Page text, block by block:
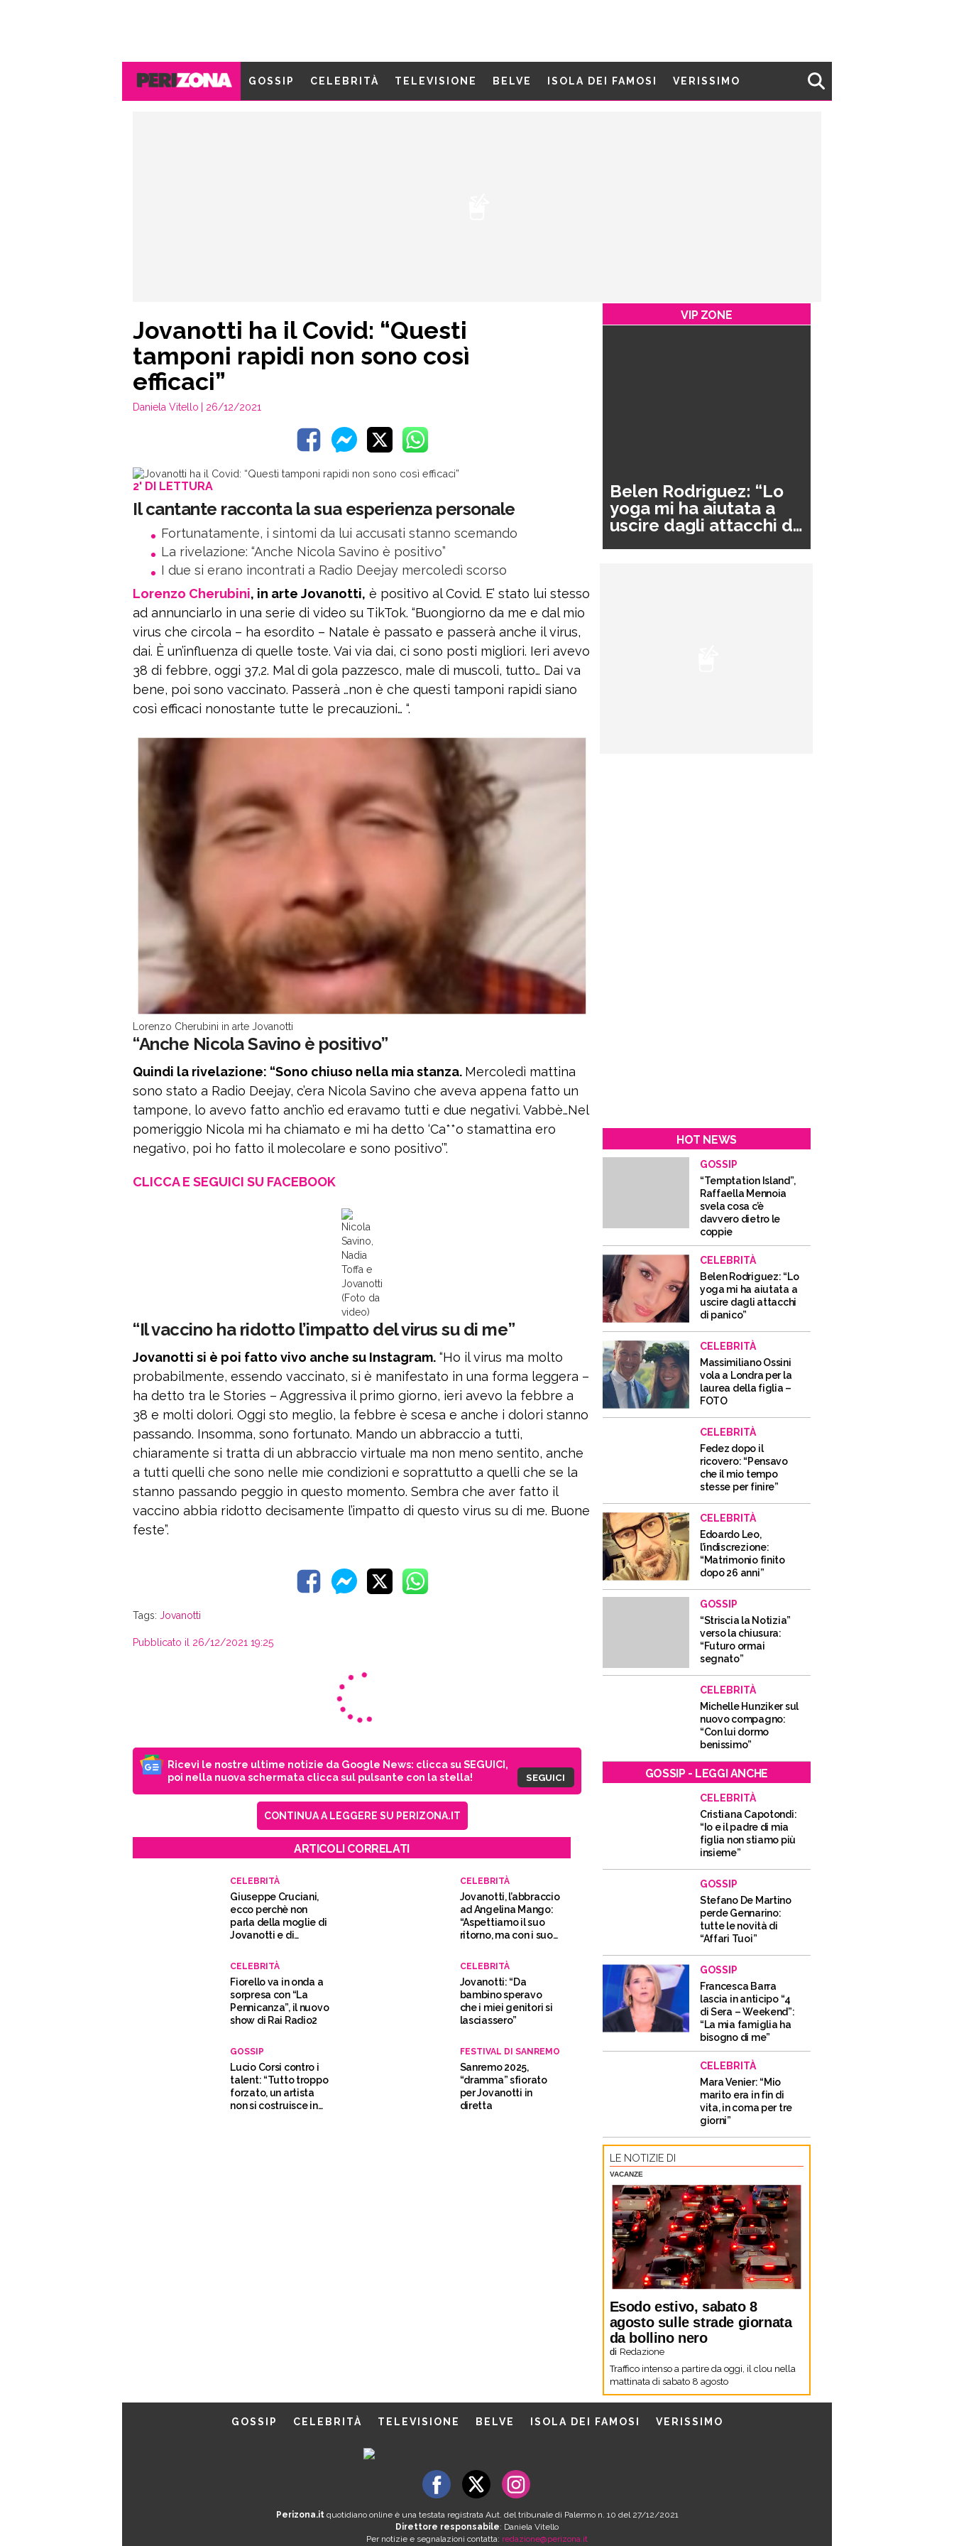
GOSSIP CELEBRITÀ TELEVISIONE BELVE ISOLA DEI FAMOSI VERISSIMO
Jovanotti ha il Covid: “Questi
tamponi rapidi non sono così
efficaci”
Daniela Vitello | 26/12/2021
2' DI LETTURA
Il cantante racconta la sua esperienza personale
Fortunatamente, i sintomi da lui accusati stanno scemando
La rivelazione: “Anche Nicola Savino è positivo”
I due si erano incontrati a Radio Deejay mercoledì scorso
Lorenzo Cherubini, in arte Jovanotti, è positivo al Covid. E’ stato lui stesso
ad annunciarlo in una serie di video su TikTok. “Buongiorno da me e dal mio
virus che circola – ha esordito – Natale è passato e passerà anche il virus,
dai. È un’influenza di quelle toste. Vai via dai, ci sono posti migliori. Ieri avevo
38 di febbre, oggi 37,2. Mal di gola pazzesco, male di muscoli, tutto… Dai va
bene, poi sono vaccinato. Passerà …non è che questi tamponi rapidi siano
così efficaci nonostante tutte le precauzioni… “.
Lorenzo Cherubini in arte Jovanotti
“Anche Nicola Savino è positivo”
Quindi la rivelazione: “Sono chiuso nella mia stanza. Mercoledì mattina
sono stato a Radio Deejay, c’era Nicola Savino che aveva appena fatto un
tampone, lo avevo fatto anch’io ed eravamo tutti e due negativi. Vabbè…Nel
pomeriggio Nicola mi ha chiamato e mi ha detto ‘Ca**o stamattina ero
negativo, poi ho fatto il molecolare e sono positivo’”.
CLICCA E SEGUICI SU FACEBOOK
Nicola
Savino,
Nadia
Toffa e
Jovanotti
(Foto da
video)
“Il vaccino ha ridotto l’impatto del virus su di me”
Jovanotti si è poi fatto vivo anche su Instagram. “Ho il virus ma molto
probabilmente, essendo vaccinato, si è manifestato in una forma leggera –
ha detto tra le Stories – Aggressiva il primo giorno, ieri avevo la febbre a
38 e molti dolori. Oggi sto meglio, la febbre è scesa e anche i dolori stanno
passando. Insomma, sono fortunato. Mando un abbraccio a tutti,
chiaramente si tratta di un abbraccio virtuale ma non meno sentito, anche
a tutti quelli che sono nelle mie condizioni e soprattutto a quelli che se la
stanno passando peggio in questo momento. Sembra che aver fatto il
vaccino abbia ridotto decisamente l’impatto di questo virus su di me. Buone
feste”.
Tags: Jovanotti
Pubblicato il 26/12/2021 19:25
Ricevi le nostre ultime notizie da Google News: clicca su SEGUICI,
poi nella nuova schermata clicca sul pulsante con la stella!
SEGUICI
CONTINUA A LEGGERE SU PERIZONA.IT
ARTICOLI CORRELATI
CELEBRITÀ
Giuseppe Cruciani,
ecco perchè non
parla della moglie di
Jovanotti e di
CELEBRITÀ
Jovanotti, l’abbraccio
ad Angelina Mango:
“Aspettiamo il suo
ritorno, ma con i suoi
CELEBRITÀ
Fiorello va in onda a
sorpresa con “La
Pennicanza”, il nuovo
show di Rai Radio2
CELEBRITÀ
Jovanotti: “Da
bambino speravo
che i miei genitori si
lasciassero”
GOSSIP
Lucio Corsi contro i
talent: “Tutto troppo
forzato, un artista
non si costruisce in
FESTIVAL DI SANREMO
Sanremo 2025,
“dramma” sfiorato
per Jovanotti in
diretta
VIP ZONE
Belen Rodriguez: “Lo
yoga mi ha aiutata a
uscire dagli attacchi di
HOT NEWS
GOSSIP
“Temptation Island”,
Raffaella Mennoia
svela cosa c’è
davvero dietro le
coppie
CELEBRITÀ
Belen Rodriguez: “Lo
yoga mi ha aiutata a
uscire dagli attacchi
di panico”
CELEBRITÀ
Massimiliano Ossini
vola a Londra per la
laurea della figlia –
FOTO
CELEBRITÀ
Fedez dopo il
ricovero: “Pensavo
che il mio tempo
stesse per finire”
CELEBRITÀ
Edoardo Leo,
l’indiscrezione:
“Matrimonio finito
dopo 26 anni”
GOSSIP
“Striscia la Notizia”
verso la chiusura:
“Futuro ormai
segnato”
CELEBRITÀ
Michelle Hunziker sul
nuovo compagno:
“Con lui dormo
benissimo”
GOSSIP - LEGGI ANCHE
CELEBRITÀ
Cristiana Capotondi:
“Io e il padre di mia
figlia non stiamo più
insieme”
GOSSIP
Stefano De Martino
perde Gennarino:
tutte le novità di
“Affari Tuoi”
GOSSIP
Francesca Barra
lascia in anticipo “4
di Sera – Weekend”:
“La mia famiglia ha
bisogno di me”
CELEBRITÀ
Mara Venier: “Mio
marito era in fin di
vita, in coma per tre
giorni”
LE NOTIZIE DI
VACANZE
Esodo estivo, sabato 8
agosto sulle strade giornata
da bollino nero
di Redazione
Traffico intenso a partire da oggi, il clou nella
mattinata di sabato 8 agosto
GOSSIP CELEBRITÀ TELEVISIONE BELVE ISOLA DEI FAMOSI VERISSIMO
Perizona.itquotidiano online è una testata registrata Aut. del tribunale di Palermo n. 10 del 27/12/2021
Direttore responsabile: Daniela Vitello
Per notizie e segnalazioni contatta: redazione@perizona.it